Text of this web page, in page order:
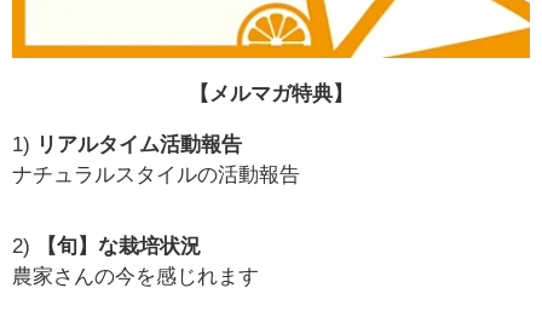
【メルマガ特典】
1) リアルタイム活動報告
ナチュラルスタイルの活動報告
2)
【旬】な栽培状況
農家さんの今を感じれます